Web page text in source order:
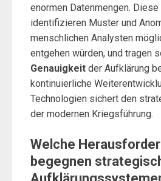
enormen Datenmengen.
identifizieren Muster und
menschlichen Analysten
entgehen würden, und tragen
Genauigkeit der Aufklärung
kontinuierliche
Technologien sichert den
der modernen Kriegsführung.
Welche
begegnen